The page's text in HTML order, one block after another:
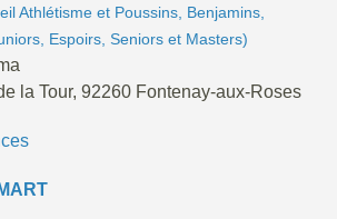
Athlétisme et Poussins, Benjamins,
Espoirs, Seniors et Masters)
la Tour, 92260 Fontenay-aux-Roses